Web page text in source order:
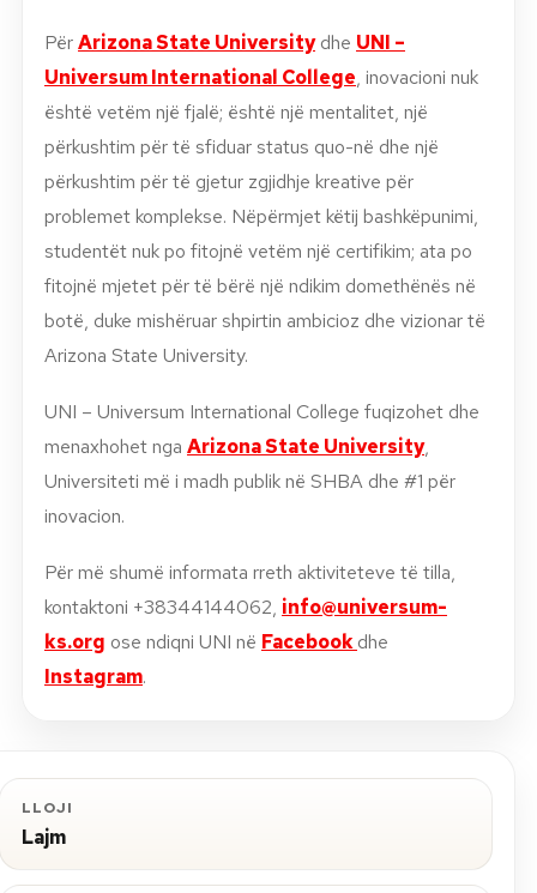
PërArizona State Universitydhe UNI –
Universum International College, inovacioni nuk
është vetëm një fjalë; është një mentalitet, një
përkushtim për të sfiduar status quo-në dhe një
përkushtim për të gjetur zgjidhje kreative për
problemet komplekse. Nëpërmjet këtij bashkëpunimi,
studentët nuk po fitojnë vetëm një certifikim; ata po
fitojnë mjetet për të bërë një ndikim domethënës në
botë, duke mishëruar shpirtin ambicioz dhe vizionar të
Arizona State University.
UNI – Universum International College fuqizohet dhe
menaxhohet nga Arizona State University,
Universiteti më i madh publik në SHBA dhe #1 për
inovacion.
Për më shumë informata rreth aktiviteteve të tilla,
kontaktoni +38344144062, info@universum-
ks.org ose ndiqni UNI në Facebookdhe
Instagram.
LLOJI
Lajm